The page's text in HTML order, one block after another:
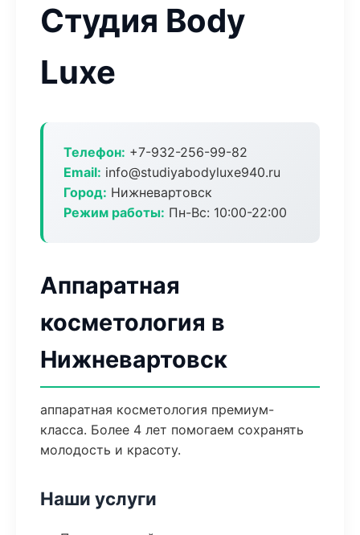
Студия Body
Luxe
Телефон: +7-932-256-99-82
Email: info@studiyabodyluxe940.ru
Город: Нижневартовск
Режим работы: Пн-Вс: 10:00-22:00
Аппаратная
косметология в
Нижневартовск
аппаратная косметология премиум-
класса. Более 4 лет помогаем сохранять
молодость и красоту.
Наши услуги